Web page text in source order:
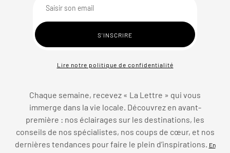
Lire notre politique de confidentialité
Chaque semaine, recevez « La Lettre » qui vous
immerge dans la vie locale. Découvrez en avant-
première : nos éclairages sur les destinations, les
conseils de nos spécialistes, nos coups de cœur, et nos
dernières tendances pour faire le plein d’inspirations. En